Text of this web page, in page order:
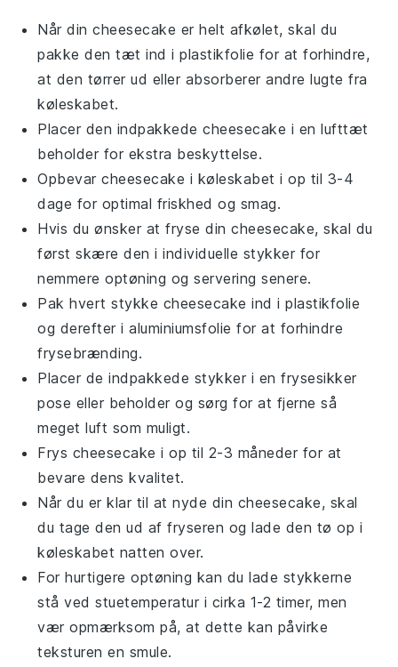
Når dincheesecake er helt afkølet, skal du
pakke den tæt ind iplastikfolie for at forhindre,
at den tørrer ud eller absorberer andre lugte fra
køleskabet.
Placer den indpakkedecheesecake i en lufttæt
beholder for ekstra beskyttelse.
Opbevarcheesecake i køleskabet i op til 3-4
dage for optimal friskhed og smag.
Hvis du ønsker at fryse dincheesecake, skal du
først skære den i individuelle stykker for
nemmere optøning og servering senere.
Pak hvert stykke cheesecake ind iplastikfolie
og derefter ialuminiumsfolie for at forhindre
frysebrænding.
Placer de indpakkede stykker i en frysesikker
pose eller beholder og sørg for at fjerne så
meget luft som muligt.
Frys cheesecake i op til 2-3 måneder for at
bevare dens kvalitet.
Når du er klar til at nyde din cheesecake, skal
du tage den ud af fryseren og lade den tø op i
køleskabet natten over.
For hurtigere optøning kan du lade stykkerne
stå ved stuetemperatur i cirka 1-2 timer, men
vær opmærksom på, at dette kan påvirke
teksturen en smule.